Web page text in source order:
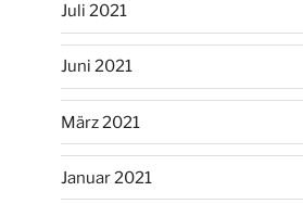
Juli 2021
Juni 2021
März 2021
Januar 2021